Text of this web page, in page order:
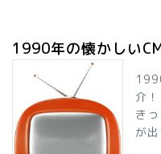
1990年の懐かしい
介！
き
が